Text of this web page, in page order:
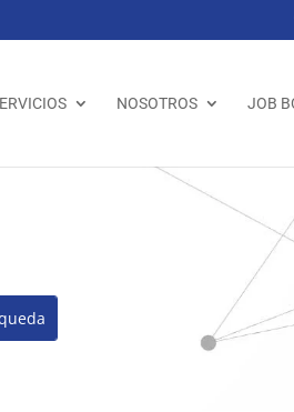
NOSOTROS JOB